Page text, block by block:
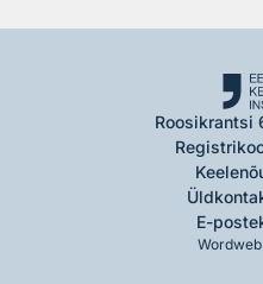
Roosikrantsi
E-post